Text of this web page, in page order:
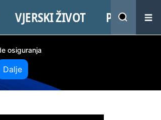
VJERSKI ŽIVOT PROMO
osiguranja
Dalje